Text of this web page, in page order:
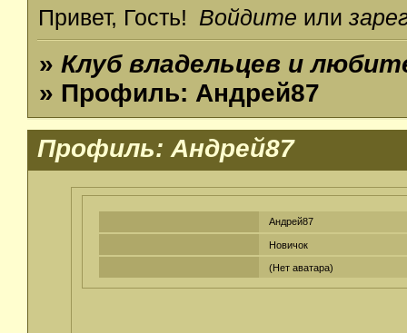
Привет, Гость! Войдите или
»Клуб владельцев и
» Профиль: Андрей87
Профиль: Андрей87
Андрей87
Новичок
(Нет аватара)